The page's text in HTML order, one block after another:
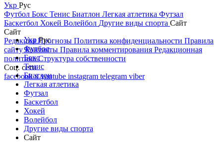
Укр Рус
Футбол Бокс Тенис Биатлон Легкая атлетика Футзал
Баскетбол Хокей Волейбол Другие виды спорта Сайт
Сайт
РедакцияПрогнозы Политика конфиденциальности Правила
сайтуКонтакты Правила комментирования Редакционная
политикаСтруктура собственности
Соц. сети
facebookxyoutube instagram telegram viber
УкрРус
Футбол
Бокс
Тенис
Биатлон
Легкая атлетика
Футзал
Баскетбол
Хокей
Волейбол
Другие виды спорта
Сайт